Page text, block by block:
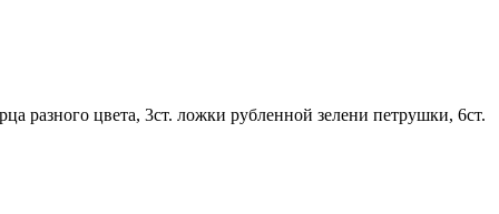
разного цвета, 3ст. ложки рубленной зелени петрушки, 6ст.